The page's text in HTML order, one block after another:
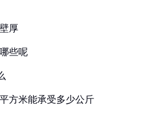
厚
些呢
方米能承受多少公斤